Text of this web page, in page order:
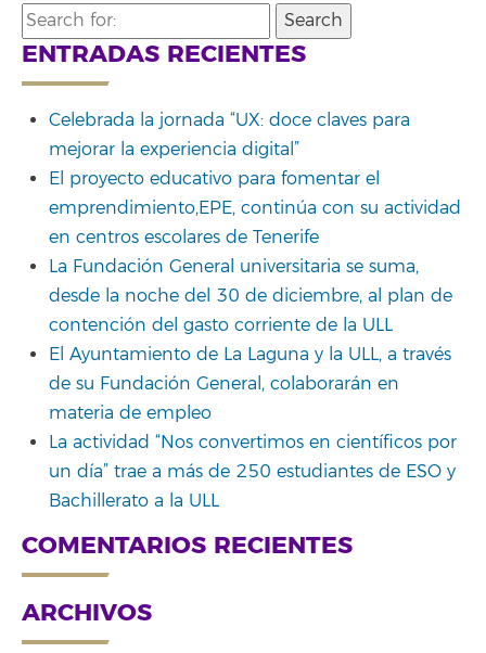
Search
for:
ENTRADAS RECIENTES
Celebrada la jornada “UX: doce claves para
mejorar la experiencia digital”
El proyecto educativo para fomentar el
emprendimiento,EPE, continúa con su actividad
en centros escolares de Tenerife
La Fundación General universitaria se suma,
desde la noche del 30 de diciembre, al plan de
contención del gasto corriente de la ULL
El Ayuntamiento de La Laguna y la ULL, a través
de su Fundación General, colaborarán en
materia de empleo
La actividad “Nos convertimos en científicos por
un día” trae a más de 250 estudiantes de ESO y
Bachillerato a la ULL
COMENTARIOS RECIENTES
ARCHIVOS